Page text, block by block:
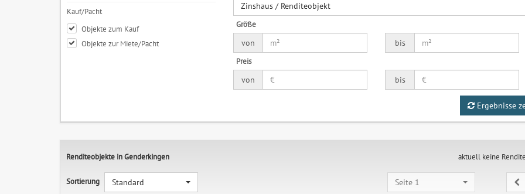
Kauf/Pacht
Objekte zum Kauf
Objekte zur Miete/Pacht
Zinshaus / Renditeobjekt
Größe
von
bis
Preis
von
bis
Ergebnisse
Renditeobjekte in Genderkingen
Sortierung Standard
aktuell keine
Seite 1